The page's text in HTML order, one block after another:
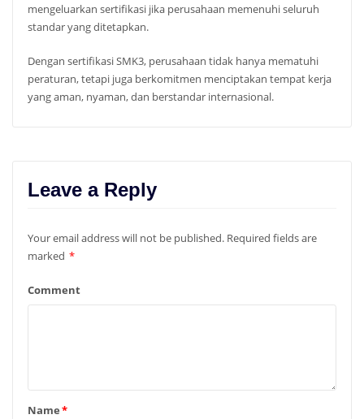
mengeluarkan sertifikasi jika perusahaan memenuhi seluruh
standar yang ditetapkan.
Dengan sertifikasi SMK3, perusahaan tidak hanya mematuhi
peraturan, tetapi juga berkomitmen menciptakan tempat kerja
yang aman, nyaman, dan berstandar internasional.
Leave a Reply
Your email address will not be published. Required fields are
marked *
Comment
Name*